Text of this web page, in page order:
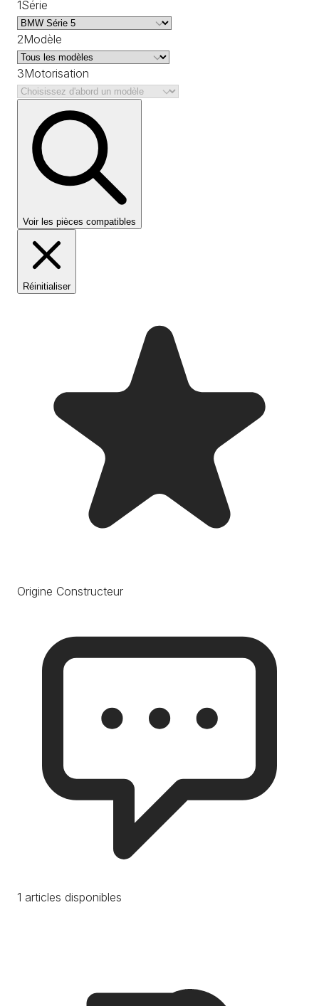
1Série
2Modèle
3Motorisation
Voir les pièces compatibles
Réinitialiser
Origine Constructeur
1 articles disponibles